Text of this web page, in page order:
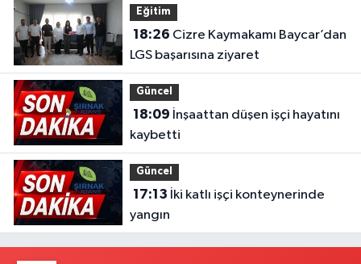
Eğitim
18:26
LGS başarısına ziyaret
Güncel
18:09
kaybetti
Güncel
17:13
yangın